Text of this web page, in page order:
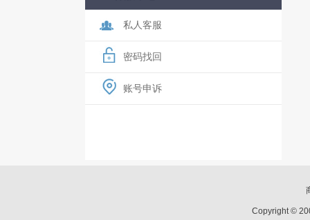
私人客服
密码找回
账号申诉
Copyright ©